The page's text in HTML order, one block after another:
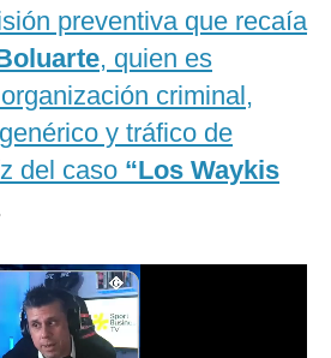
preventiva que recaía
, quien es
criminal,
y tráfico de
del caso “Los Waykis